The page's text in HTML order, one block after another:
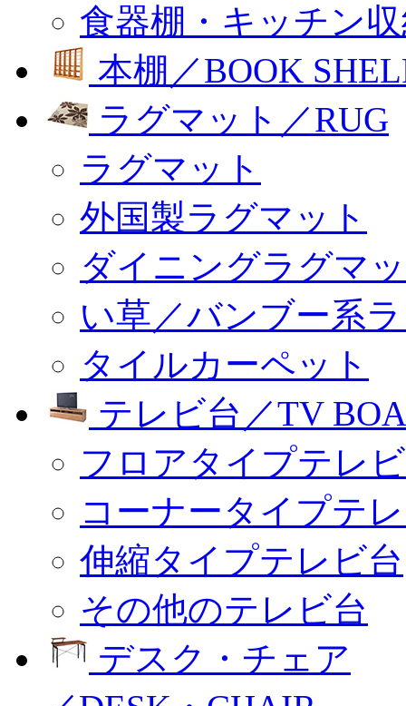
食器棚・キッチン
本棚／BOOK
ラグマット／RUG
ラグマット
外国製ラグマット
ダイニングラグマ
い草／バンブー系
タイルカーペット
テレビ台／TV
フロアタイプテレ
コーナータイプテ
伸縮タイプテレビ台
その他のテレビ台
デスク・チェア